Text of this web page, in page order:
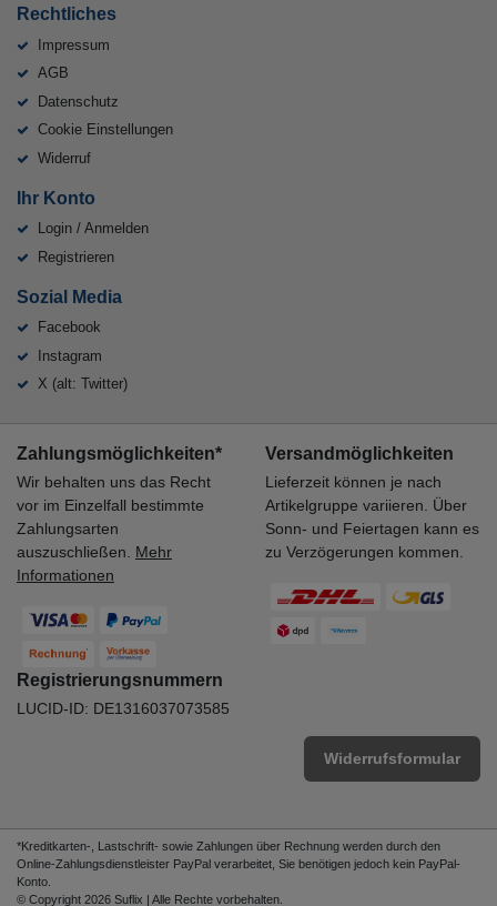
Rechtliches
Impressum
AGB
Datenschutz
Cookie Einstellungen
Widerruf
Ihr Konto
Login / Anmelden
Registrieren
Sozial Media
Facebook
Instagram
X (alt: Twitter)
Zahlungsmöglichkeiten*
Wir behalten uns das Recht
vor im Einzelfall bestimmte
Zahlungsarten
auszuschließen. Mehr
Informationen
Versandmöglichkeiten
Lieferzeit können je nach
Artikelgruppe variieren. Über
Sonn- und Feiertagen kann es
zu Verzögerungen kommen.
Registrierungsnummern
LUCID-ID: DE1316037073585
Widerrufsformular
*Kreditkarten-, Lastschrift- sowie Zahlungen über Rechnung werden durch den
Online-Zahlungsdienstleister PayPal verarbeitet, Sie benötigen jedoch kein PayPal-
Konto.
© Copyright 2026 Suflix | Alle Rechte vorbehalten.